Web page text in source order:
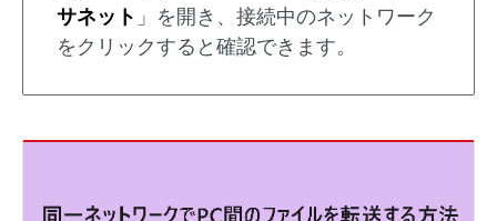
サネット 」を開き、接続中のネットワーク
をクリックすると確認できます。